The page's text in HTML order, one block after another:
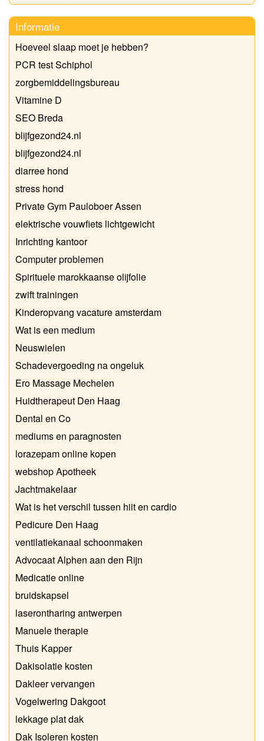
Informatie
Hoeveel slaap moet je hebben?
PCR test Schiphol
zorgbemiddelingsbureau
Vitamine D
SEO Breda
blijfgezond24.nl
blijfgezond24.nl
diarree hond
stress hond
Private Gym Pauloboer Assen
elektrische vouwfiets lichtgewicht
Inrichting kantoor
Computer problemen
Spirituele marokkaanse olijfolie
zwift trainingen
Kinderopvang vacature amsterdam
Wat is een medium
Neuswielen
Schadevergoeding na ongeluk
Ero Massage Mechelen
Huidtherapeut Den Haag
Dental en Co
mediums en paragnosten
lorazepam online kopen
webshop Apotheek
Jachtmakelaar
Wat is het verschil tussen hiit en cardio
Pedicure Den Haag
ventilatiekanaal schoonmaken
Advocaat Alphen aan den Rijn
Medicatie online
bruidskapsel
laserontharing antwerpen
Manuele therapie
Thuis Kapper
Dakisolatie kosten
Dakleer vervangen
Vogelwering Dakgoot
lekkage plat dak
Dak Isoleren kosten